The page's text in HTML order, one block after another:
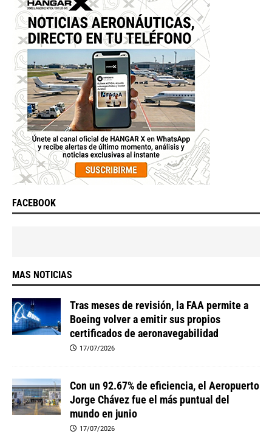
FACEBOOK
MAS NOTICIAS
Tras meses de revisión, la FAA permite a
Boeing volver a emitir sus propios
certificados de aeronavegabilidad
17/07/2026
Con un 92.67% de eficiencia, el Aeropuerto
Jorge Chávez fue el más puntual del
mundo en junio
17/07/2026